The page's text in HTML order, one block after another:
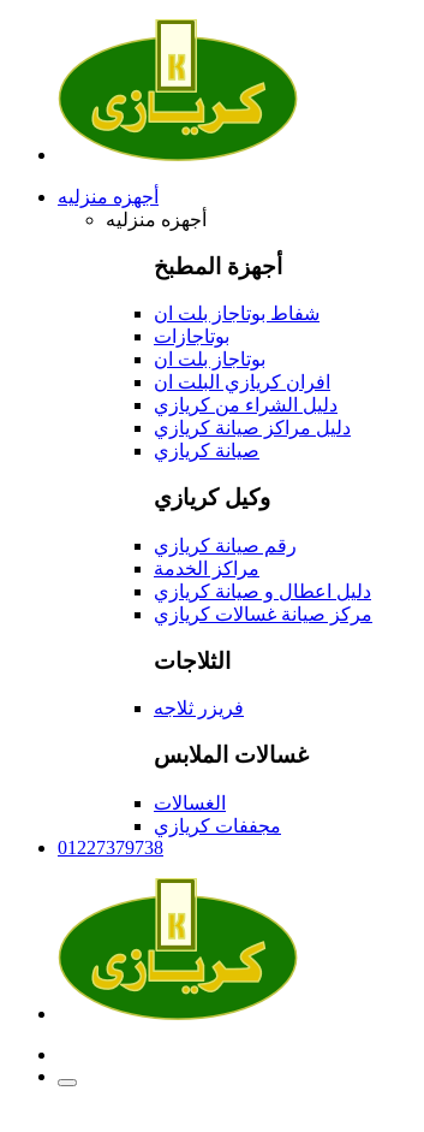
أجهزه منزليه
أجهزه منزليه
أجهزة المطبخ
شفاط بوتاجاز بلت ان
بوتاجازات
بوتاجاز بلت ان
افران كريازي البلت ان
دليل الشراء من كريازي
دليل مراكز صيانة كريازي
صيانة كريازي
وكيل كريازي
رقم صيانة كريازي
مراكز الخدمة
دليل اعطال و صيانة كريازي
مركز صيانة غسالات كريازي
الثلاجات
فريزر ثلاجه
غسالات الملابس
الغسالات
مجففات كريازي
01227379738